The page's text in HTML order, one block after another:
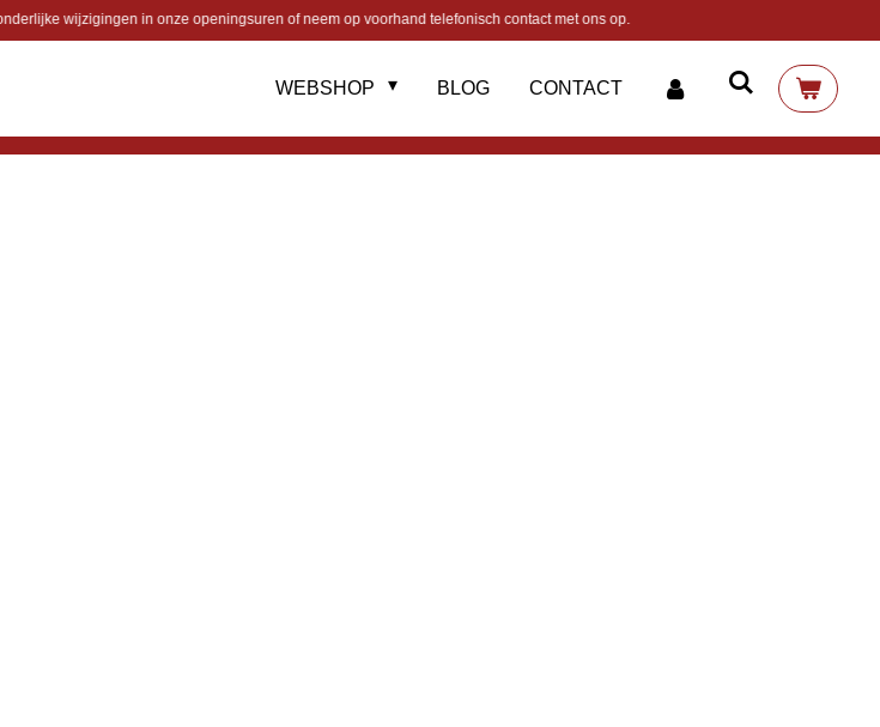
wijzigingen in onze openingsuren of neem op voorhand telefonisch contact met ons op.
WEBSHOP BLOG CONTACT